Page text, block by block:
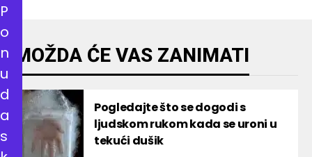
MOŽDA ĆE VAS ZANIMATI
Pogledajte što se dogodi s
ljudskom rukom kada se uroni u
tekući dušik
P
o
n
u
d
a
s